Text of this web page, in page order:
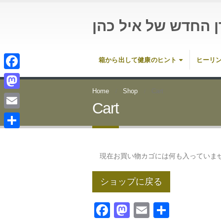
החדש של איל כהן
箱から出して健康のヒント ヒーリ
Home Shop Cart
Cart
現在お買い物カゴには何も入っていま
ショップに戻る
Facebook
Mastodon
Email
Facebook
Mastodon
Email